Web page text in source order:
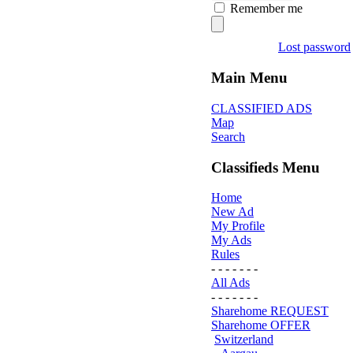
Remember me
Lost password
Main Menu
CLASSIFIED ADS
Map
Search
Classifieds Menu
Home
New Ad
My Profile
My Ads
Rules
- - - - - - -
All Ads
- - - - - - -
Sharehome REQUEST
Sharehome OFFER
Switzerland